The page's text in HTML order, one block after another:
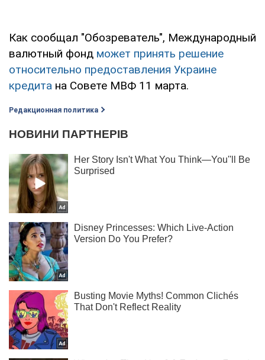
Как сообщал "Обозреватель", Международный
валютный фонд может принять решение
относительно предоставления Украине
кредита на Совете МВФ 11 марта.
Редакционная политика